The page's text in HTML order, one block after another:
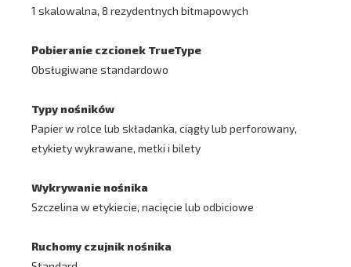
1 skalowalna, 8 rezydentnych bitmapowych
Pobieranie czcionek TrueType
Obsługiwane standardowo
Typy nośników
Papier w rolce lub składanka, ciągły lub perforowany,
etykiety wykrawane, metki i bilety
Wykrywanie nośnika
Szczelina w etykiecie, nacięcie lub odbiciowe
Ruchomy czujnik nośnika